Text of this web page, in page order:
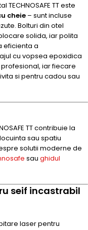
TT este
cheie – sunt incluse
Bolturi din otel
solida, iar polita
eficienta a
cu vopsea epoxidica
iar fiecare
si pentru cadou sau
TT contribuie la
sau spatiu
solutii moderne de
sau ghidul
seif incastrabil
laser pentru